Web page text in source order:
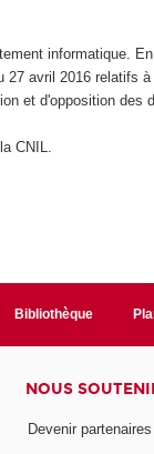
informatique.
27 avril 2016 relatifs
et d'opposition des
CNIL.
Bibliothèque
NOUS
Devenir